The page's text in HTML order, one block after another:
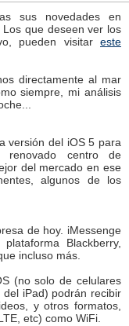
sus novedades en
que deseen ver los
pueden visitar este
directamente al mar
siempre, mi análisis
versión del iOS 5 para
centro de
del mercado en ese
algunos de los
de hoy. iMessenge
Blackberry,
incluso más.
(no solo de celulares
del iPad) podrán recibir
y otros formatos,
etc) como WiFi.